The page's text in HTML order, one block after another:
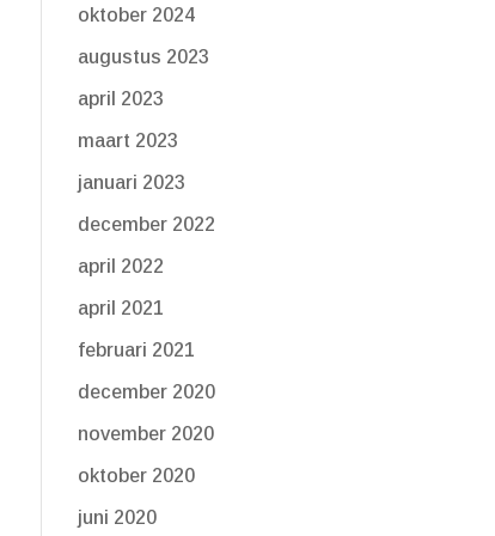
oktober 2024
augustus 2023
april 2023
maart 2023
januari 2023
december 2022
april 2022
april 2021
februari 2021
december 2020
november 2020
oktober 2020
juni 2020